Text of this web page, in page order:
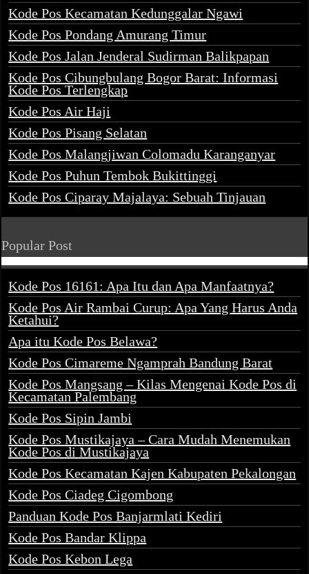
Kode Pos Kecamatan Kedunggalar Ngawi
Kode Pos Pondang Amurang Timur
Kode Pos Jalan Jenderal Sudirman Balikpapan
Kode Pos Cibungbulang Bogor Barat: Informasi
Kode Pos Terlengkap
Kode Pos Air Haji
Kode Pos Pisang Selatan
Kode Pos Malangjiwan Colomadu Karanganyar
Kode Pos Puhun Tembok Bukittinggi
Kode Pos Ciparay Majalaya: Sebuah Tinjauan
Popular Post
Kode Pos 16161: Apa Itu dan Apa Manfaatnya?
Kode Pos Air Rambai Curup: Apa Yang Harus Anda
Ketahui?
Apa itu Kode Pos Belawa?
Kode Pos Cimareme Ngamprah Bandung Barat
Kode Pos Mangsang – Kilas Mengenai Kode Pos di
Kecamatan Palembang
Kode Pos Sipin Jambi
Kode Pos Mustikajaya – Cara Mudah Menemukan
Kode Pos di Mustikajaya
Kode Pos Kecamatan Kajen Kabupaten Pekalongan
Kode Pos Ciadeg Cigombong
Panduan Kode Pos Banjarmlati Kediri
Kode Pos Bandar Klippa
Kode Pos Kebon Lega